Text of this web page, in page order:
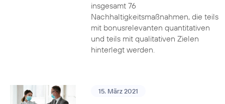
insgesamt 76
Nachhaltigkeitsmaßnahmen, die teils
mit bonusrelevanten quantitativen
und teils mit qualitativen Zielen
hinterlegt werden.
15. März 2021